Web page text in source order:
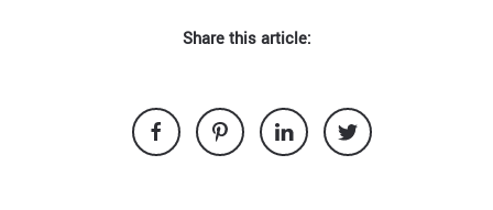
Share this article: